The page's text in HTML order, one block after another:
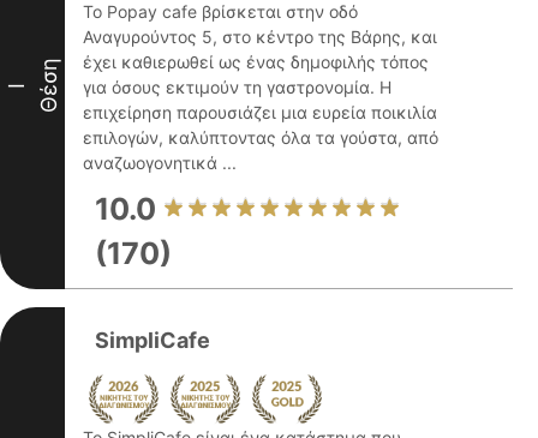
I Θέση
Το Popay cafe βρίσκεται στην οδό
Αναγυρούντος 5, στο κέντρο της Βάρης, και
έχει καθιερωθεί ως ένας δημοφιλής τόπος
για όσους εκτιμούν τη γαστρονομία. Η
επιχείρηση παρουσιάζει μια ευρεία ποικιλία
επιλογών, καλύπτοντας όλα τα γούστα, από
αναζωογονητικά ...
10.0
(170)
SimpliCafe